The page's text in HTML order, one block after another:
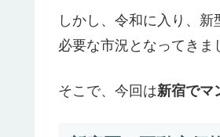
しかし、令和に入り、
必要な市況となってきま
そこで、今回は新宿でマ